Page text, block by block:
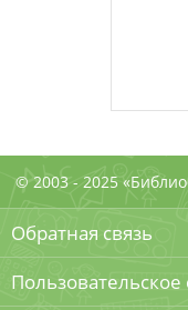
© 2003 - 2025
Обратная связь